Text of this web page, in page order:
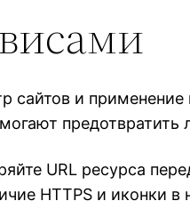
сайтов и
предотвратить
URL ресурса
HTTPS и иконки в